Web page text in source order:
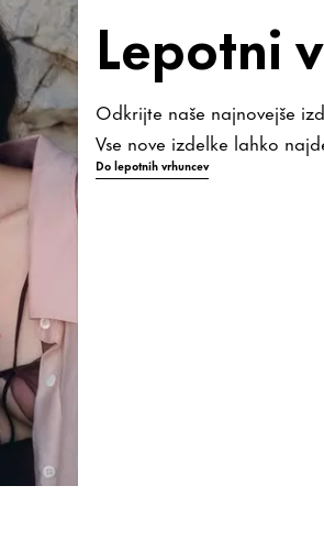
Lepotni
Odkrijte naše najnovejše
Vse nove izdelke lahko
Do lepotnih vrhuncev